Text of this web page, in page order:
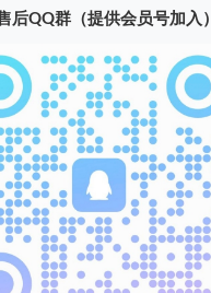
后QQ群（提供会员号加入）